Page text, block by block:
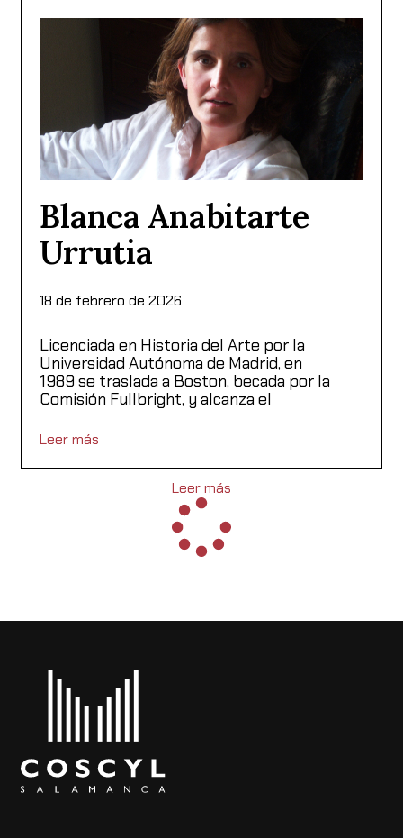
Blanca Anabitarte
Urrutia
18 de febrero de 2026
Licenciada en Historia del Arte por la
Universidad Autónoma de Madrid, en
1989 se traslada a Boston, becada por la
Comisión Fullbright, y alcanza el
Leer más
Leer más